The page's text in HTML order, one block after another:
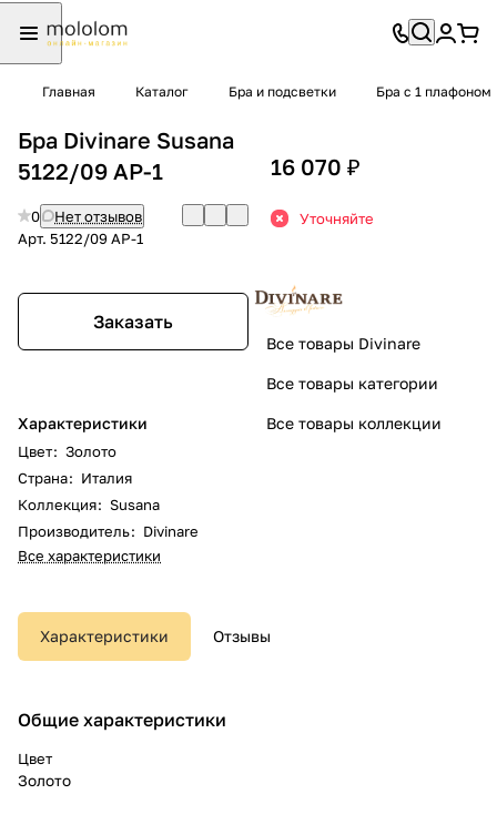
Главная Каталог Бра и подсветки Бра с 1 плафоном
Бра Divinare Susana
5122/09 AP-1
0
Нет отзывов
Арт. 5122/09 AP-1
Заказать
Характеристики
Цвет: Золото
Страна: Италия
Коллекция: Susana
Производитель: Divinare
Все характеристики
16 070 ₽
Уточняйте
Все товары Divinare
Все товары категории
Все товары коллекции
Характеристики Отзывы
Общие характеристики
Цвет
Золото